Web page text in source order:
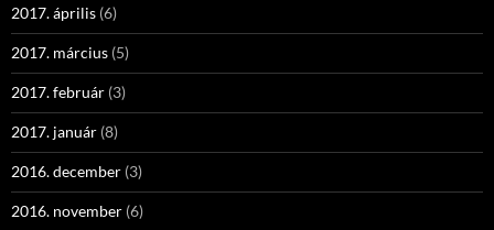
2017. április (6)
2017. március (5)
2017. február (3)
2017. január (8)
2016. december (3)
2016. november (6)